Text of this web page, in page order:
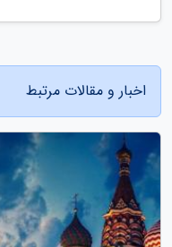
اخبار و مقالات مرتبط